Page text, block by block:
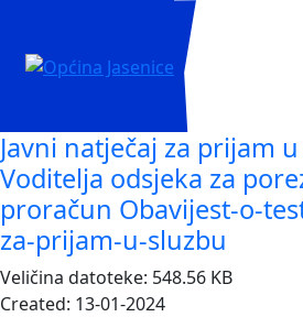
Javni natječaj za prijam
Voditelja odsjeka za
proračun Obavijest-o-
za-prijam-u-sluzbu
Veličina datoteke: 548.56 KB
Created: 13-01-2024